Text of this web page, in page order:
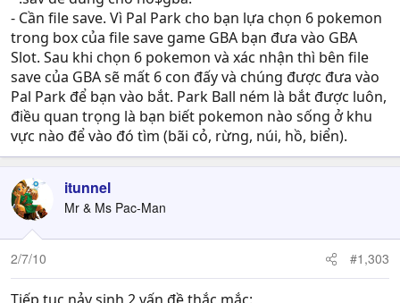
- Cần file save. Vì Pal Park cho bạn lựa chọn 6 pokemon
trong box của file save game GBA bạn đưa vào GBA
Slot. Sau khi chọn 6 pokemon và xác nhận thì bên file
save của GBA sẽ mất 6 con đấy và chúng được đưa vào
Pal Park để bạn vào bắt. Park Ball ném là bắt được luôn,
điều quan trọng là bạn biết pokemon nào sống ở khu
vực nào để vào đó tìm (bãi cỏ, rừng, núi, hồ, biển).
itunnel
Mr & Ms Pac-Man
2/7/10 #1,303